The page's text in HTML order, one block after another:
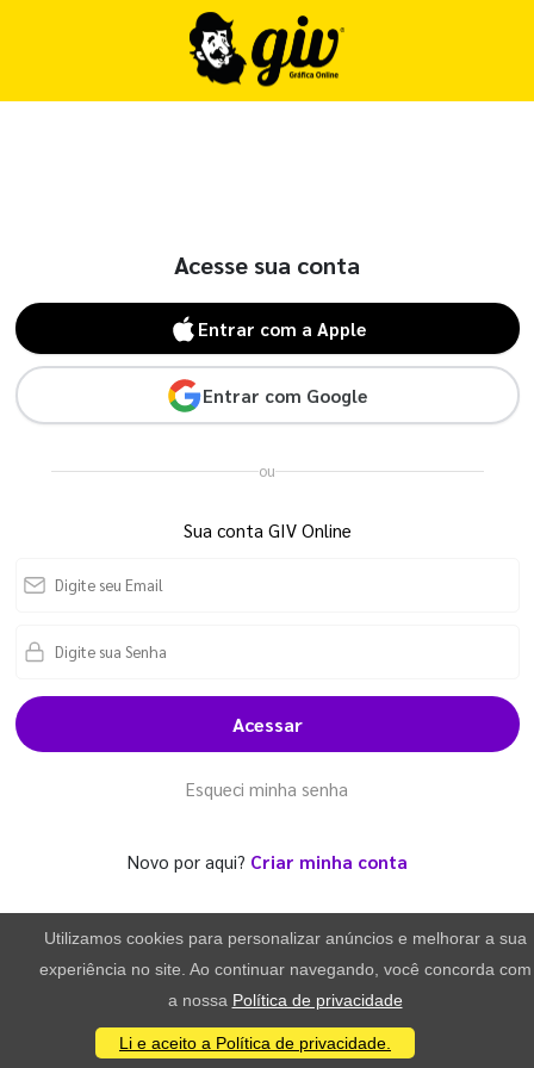
Acesse sua conta
Entrar com a Apple
Entrar com Google
ou
Sua conta GIV Online
Acessar
Esqueci minha senha
Novo por aqui? Criar minha conta
Utilizamos cookies para personalizar anúncios e melhorar a sua
experiência no site. Ao continuar navegando, você concorda com
a nossa Política de privacidade
Li e aceito a Política de privacidade.